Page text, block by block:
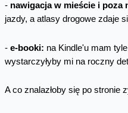
- nawigacja w mieście i poza
jazdy, a atlasy drogowe zdaje
- e-booki: na Kindle'u mam
wystarczyłyby mi na roczny
A co znalazłoby się po stronie